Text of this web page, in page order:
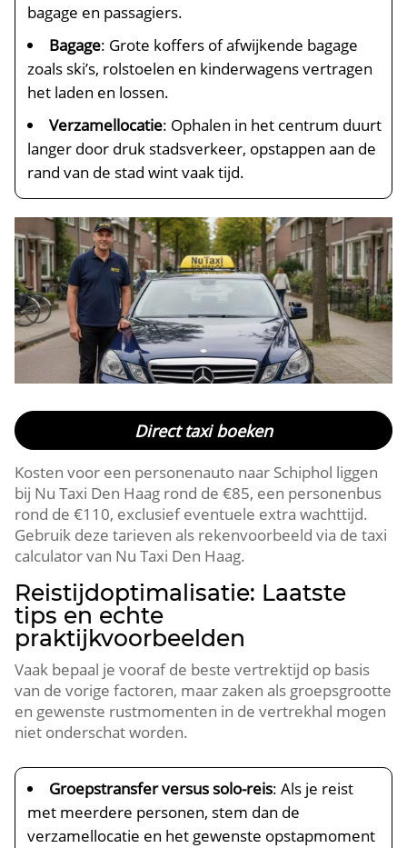
bagage en passagiers.
Bagage: Grote koffers of afwijkende bagage
zoals ski’s, rolstoelen en kinderwagens vertragen
het laden en lossen.
Verzamellocatie: Ophalen in het centrum duurt
langer door druk stadsverkeer, opstappen aan de
rand van de stad wint vaak tijd.
Direct taxi boeken
Kosten voor een personenauto naar Schiphol liggen
bij Nu Taxi Den Haag rond de €85, een personenbus
rond de €110, exclusief eventuele extra wachttijd.
Gebruik deze tarieven als rekenvoorbeeld via de taxi
calculator van Nu Taxi Den Haag.
Reistijdoptimalisatie: Laatste
tips en echte
praktijkvoorbeelden
Vaak bepaal je vooraf de beste vertrektijd op basis
van de vorige factoren, maar zaken als groepsgrootte
en gewenste rustmomenten in de vertrekhal mogen
niet onderschat worden.
Groepstransfer versus solo-reis: Als je reist
met meerdere personen, stem dan de
verzamellocatie en het gewenste opstapmoment